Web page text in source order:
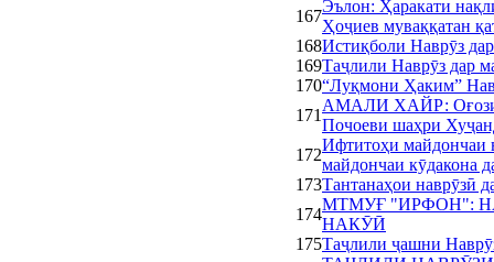
167
Эълон: Ҳаракати
Ҳоҷиев муваққатан
168Истиқболи Наврӯз
169Таҷлили Наврӯз дар
170“Луқмони Ҳаким”
171
АМАЛИ ХАЙР: Оғози
Почоеви шаҳри
172
Ифтитоҳи майдончаи
майдончаи кӯдакона
173Тантанаҳои наврӯзӣ
174
МТМУҒ "ИРФОН":
НАКӮӢ
175Таҷлили ҷашни